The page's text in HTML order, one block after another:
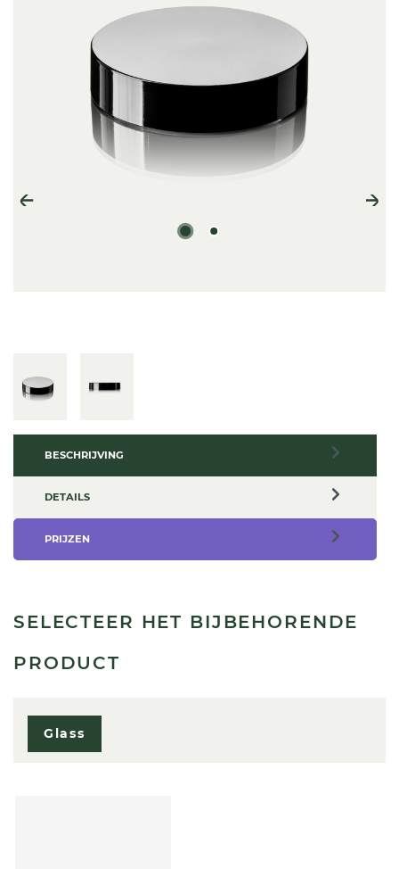
BESCHRIJVING
DETAILS
PRIJZEN
SELECTEER HET BIJBEHORENDE
PRODUCT
Glass